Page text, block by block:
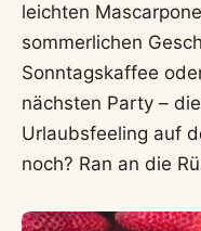
leichten
sommerlichen
Sonntagskaffee
nächsten Party –
Urlaubsfeeling auf
noch? Ran an die